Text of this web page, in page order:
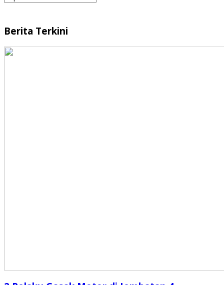
Berita Terkini